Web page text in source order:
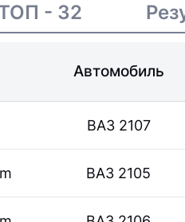
- 32
Автомобиль
ВАЗ 2107
ВАЗ 2105